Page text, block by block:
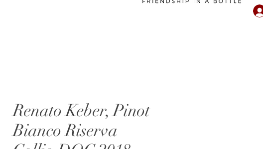
Renato Keber, Pinot
Bianco Riserva